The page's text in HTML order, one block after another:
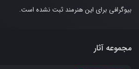
بیوگرافی برای این هنرمند ثبت نشده است.
مجموعه آثار